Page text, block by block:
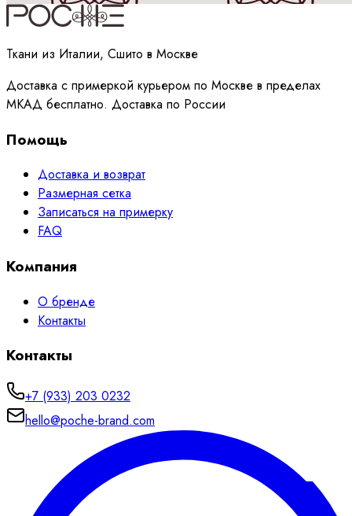
Принимаюполитикуобработки данных
Ткани из Италии, Сшито в Москве
Доставка с примеркой курьером по Москве в пределах
МКАД бесплатно. Доставка по России
Помощь
Доставка и возврат
Размерная сетка
Записаться на примерку
FAQ
Компания
О бренде
Контакты
Контакты
+7 (933) 203 0232
hello@poche-brand.com